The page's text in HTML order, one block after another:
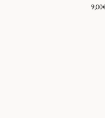
9,00